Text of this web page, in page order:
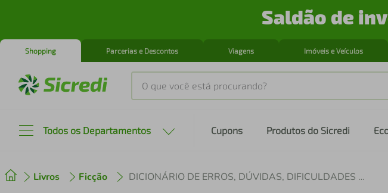
Saldão de
Shopping Parcerias e Descontos Viagens Imóveis e Veículos
O que você está procurando?
Todos os Departamentos Cupons Produtos do Sicredi
Livros Ficção DICIONÁRIO DE ERROS, DÚVIDAS, DIFICULDADES E CURIOSIDADES DA LÍNGUA PORTUGUESA
2º cafeteira